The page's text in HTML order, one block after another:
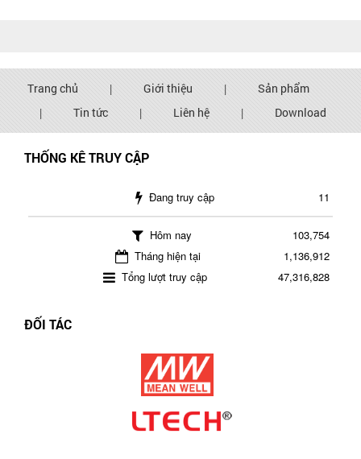
Trang chủ | Giới thiệu |
Sản phẩm
|
Tin tức | Liên hệ | Download
THỐNG KÊ TRUY CẬP
Đang truy cập 11
Hôm nay
103,754
Tháng hiện tại
1,136,912
Tổng lượt truy cập
47,316,828
ĐỐI TÁC